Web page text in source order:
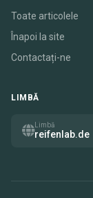
Toate articolele
Înapoi la site
Contactați-ne
LIMBĂ
Limbă
reifenlab.de